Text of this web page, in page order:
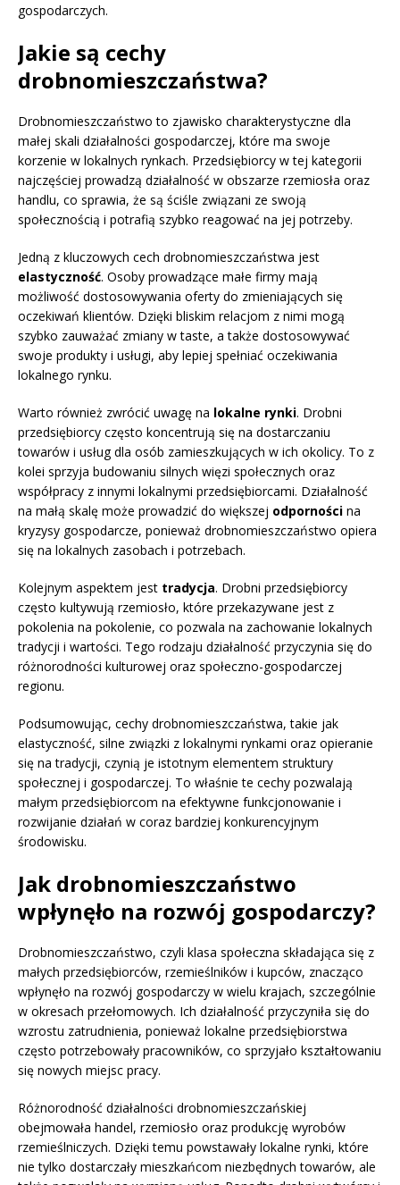
gospodarczych.
Jakie są cechy
drobnomieszczaństwa?
Drobnomieszczaństwo to zjawisko charakterystyczne dla
małej skali działalności gospodarczej, które ma swoje
korzenie w lokalnych rynkach. Przedsiębiorcy w tej kategorii
najczęściej prowadzą działalność w obszarze rzemiosła oraz
handlu, co sprawia, że są ściśle związani ze swoją
społecznością i potrafią szybko reagować na jej potrzeby.
Jedną z kluczowych cech drobnomieszczaństwa jest
elastyczność. Osoby prowadzące małe firmy mają
możliwość dostosowywania oferty do zmieniających się
oczekiwań klientów. Dzięki bliskim relacjom z nimi mogą
szybko zauważać zmiany w taste, a także dostosowywać
swoje produkty i usługi, aby lepiej spełniać oczekiwania
lokalnego rynku.
Warto również zwrócić uwagę na lokalne rynki. Drobni
przedsiębiorcy często koncentrują się na dostarczaniu
towarów i usług dla osób zamieszkujących w ich okolicy. To z
kolei sprzyja budowaniu silnych więzi społecznych oraz
współpracy z innymi lokalnymi przedsiębiorcami. Działalność
na małą skalę może prowadzić do większej odporności na
kryzysy gospodarcze, ponieważ drobnomieszczaństwo opiera
się na lokalnych zasobach i potrzebach.
Kolejnym aspektem jest tradycja. Drobni przedsiębiorcy
często kultywują rzemiosło, które przekazywane jest z
pokolenia na pokolenie, co pozwala na zachowanie lokalnych
tradycji i wartości. Tego rodzaju działalność przyczynia się do
różnorodności kulturowej oraz społeczno-gospodarczej
regionu.
Podsumowując, cechy drobnomieszczaństwa, takie jak
elastyczność, silne związki z lokalnymi rynkami oraz opieranie
się na tradycji, czynią je istotnym elementem struktury
społecznej i gospodarczej. To właśnie te cechy pozwalają
małym przedsiębiorcom na efektywne funkcjonowanie i
rozwijanie działań w coraz bardziej konkurencyjnym
środowisku.
Jak drobnomieszczaństwo
wpłynęło na rozwój gospodarczy?
Drobnomieszczaństwo, czyli klasa społeczna składająca się z
małych przedsiębiorców, rzemieślników i kupców, znacząco
wpłynęło na rozwój gospodarczy w wielu krajach, szczególnie
w okresach przełomowych. Ich działalność przyczyniła się do
wzrostu zatrudnienia, ponieważ lokalne przedsiębiorstwa
często potrzebowały pracowników, co sprzyjało kształtowaniu
się nowych miejsc pracy.
Różnorodność działalności drobnomieszczańskiej
obejmowała handel, rzemiosło oraz produkcję wyrobów
rzemieślniczych. Dzięki temu powstawały lokalne rynki, które
nie tylko dostarczały mieszkańcom niezbędnych towarów, ale